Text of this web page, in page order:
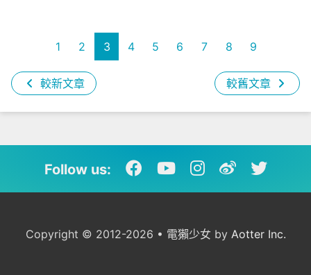
較新文章
1 2 3 4 5 6 7 8 9
較舊文章
Follow us:
Copyright © 2012-2026 • 電獺少女 by Aotter Inc.